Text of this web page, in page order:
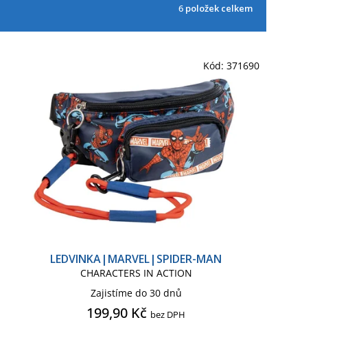
6 položek celkem
LEDVINKA|MARVEL|SPIDER-MAN
CHARACTERS IN ACTION
Zajistíme do 30 dnů
199,90 Kč bez DPH
Kód: 371690